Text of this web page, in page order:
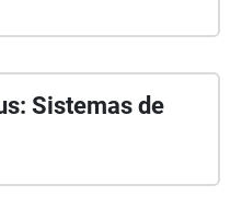
Sistemas de